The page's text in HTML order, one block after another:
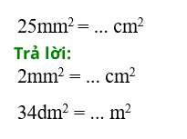
Trả lời: